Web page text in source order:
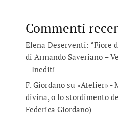
Commenti
Elena Deserventi: “Fiore
di Armando Saveriano –
– Inediti
F. Giordano su «Atelier» -
divina, o lo stordimento
Federica Giordano)